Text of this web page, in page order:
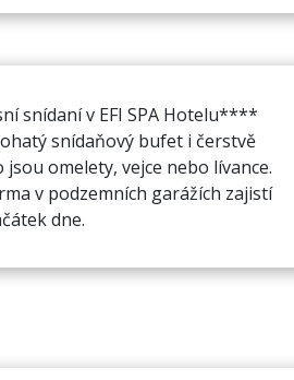
snídaní v EFI SPA Hotelu****
snídaňový bufet i čerstvě
omelety, vejce nebo lívance.
v podzemních garážích zajistí
dne.